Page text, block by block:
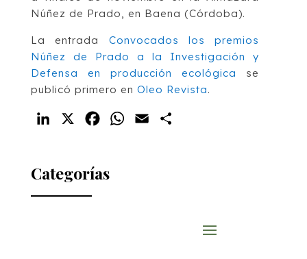
Núñez de Prado, en Baena (Córdoba).
La entrada Convocados los premios
Núñez de Prado a la Investigación y
Defensa en producción ecológica
se
publicó primero en Oleo Revista.
LinkedIn FacebookWhatsApp
Email
Categorías